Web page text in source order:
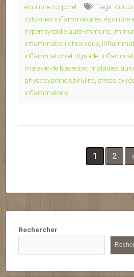
équilibre corporel Tags:
cytokines inflammatoires équilibre
hyperthyroïdie auto-immune
inflammation chronique
inflammation et thyroïde
maladie de Basedow, maladies
phycocyanine spiruline stress
inflammatoire
1 2
Rechercher